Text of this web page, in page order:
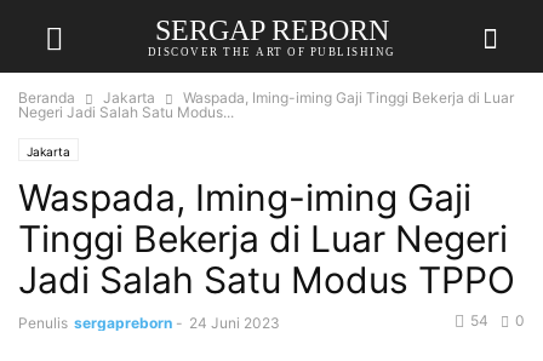
SERGAP REBORN
DISCOVER THE ART OF PUBLISHING
Beranda Jakarta
Waspada, Iming-iming Gaji Tinggi Bekerja di Luar
Negeri Jadi Salah Satu Modus...
Jakarta
Waspada, Iming-iming Gaji
Tinggi Bekerja di Luar Negeri
Jadi Salah Satu Modus TPPO
Penulis sergapreborn - 24 Juni 2023 0
54